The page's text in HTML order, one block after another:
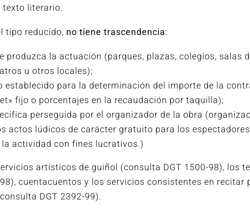
texto literario.
tipo reducido, no tiene trascendencia:
produzca la actuación (parques, plazas, colegios, salas
u otros locales);
establecido para la determinación del importe de la
fijo o porcentajes en la recaudación por taquilla);
perseguida por el organizador de la obra
actos lúdicos de carácter gratuito para los
actividad con fines lucrativos.)
artísticos de guiñol (consulta DGT 1500-98), los
cuentacuentos y los servicios consistentes en recitar
DGT 2392-99).